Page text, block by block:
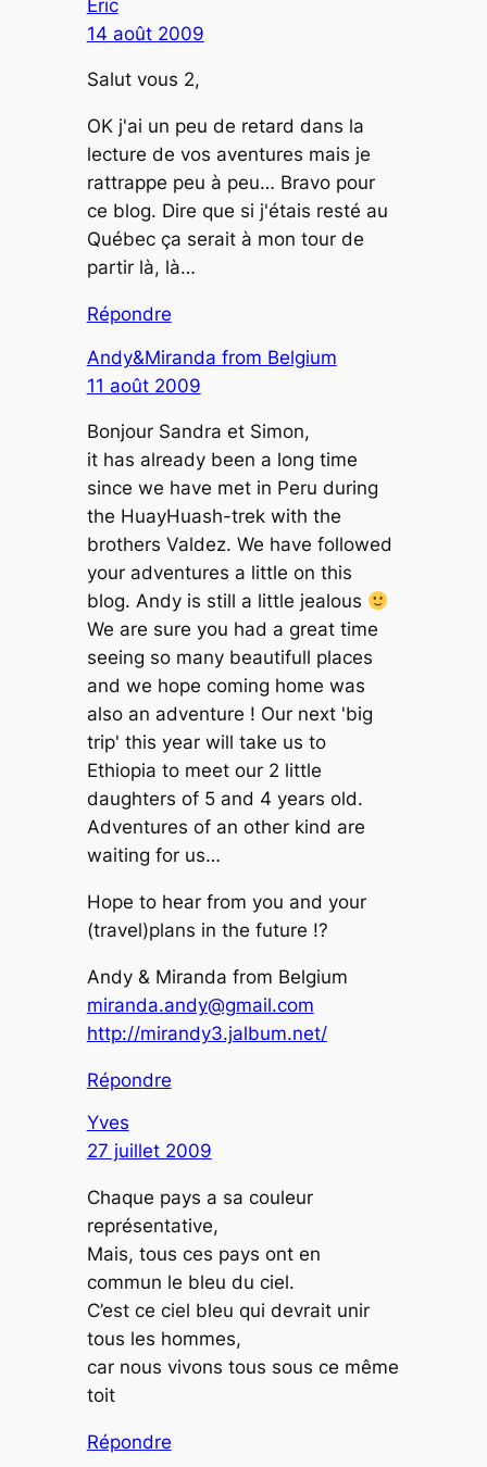
Eric
14 août 2009
Salut vous 2,
OK j'ai un peu de retard dans la
lecture de vos aventures mais je
rattrappe peu à peu… Bravo pour
ce blog. Dire que si j'étais resté au
Québec ça serait à mon tour de
partir là, là…
Répondre
Andy&Miranda from Belgium
11 août 2009
Bonjour Sandra et Simon,
it has already been a long time
since we have met in Peru during
the HuayHuash-trek with the
brothers Valdez. We have followed
your adventures a little on this
blog. Andy is still a little jealous
We are sure you had a great time
seeing so many beautifull places
and we hope coming home was
also an adventure ! Our next 'big
trip' this year will take us to
Ethiopia to meet our 2 little
daughters of 5 and 4 years old.
Adventures of an other kind are
waiting for us…
Hope to hear from you and your
(travel)plans in the future !?
Andy & Miranda from Belgium
miranda.andy@gmail.com
http://mirandy3.jalbum.net/
Répondre
Yves
27 juillet 2009
Chaque pays a sa couleur
représentative,
Mais, tous ces pays ont en
commun le bleu du ciel.
C’est ce ciel bleu qui devrait unir
tous les hommes,
car nous vivons tous sous ce même
toit
Répondre